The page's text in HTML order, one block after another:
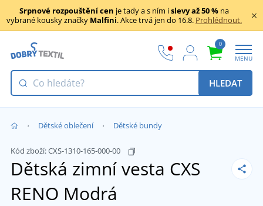
Srpnové rozpouštění cen je tady a s ním islevy až 50 % na
vybrané kousky značky Malfini. Akce trvá jen do 16.8. Prohlédnout.
0
MENU
HLEDAT
Dětské oblečení Dětské bundy
Kód zboží:CXS-1310-165-000-00
Dětská zimní vesta CXS
RENO Modrá